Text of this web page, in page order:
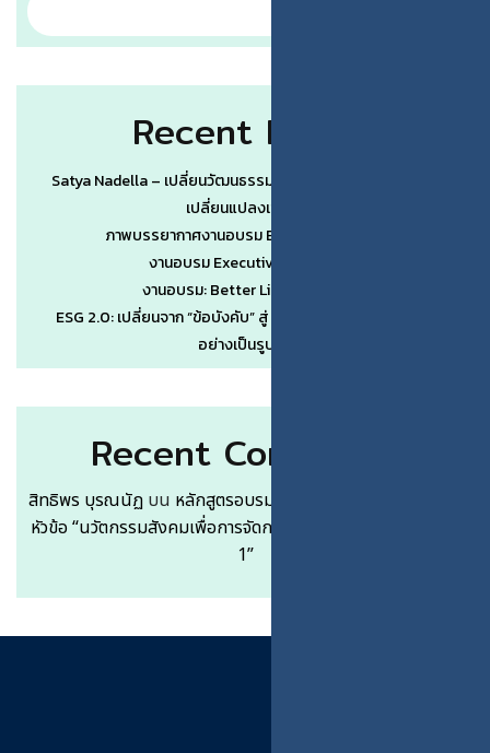
Recent Posts
Satya Nadella – เปลี่ยนวัฒนธรรมองค์กรเป็นจุดคานงัดของการ
เปลี่ยนแปลงเชิงระบบ
ภาพบรรยากาศงานอบรม Better Life by AI #3
งานอบรม Executive Wisdom #1
งานอบรม: Better Life by AI (รุ่น 3)
ESG 2.0: เปลี่ยนจาก “ข้อบังคับ” สู่ “ข้อได้เปรียบทางการแข่งขัน”
อย่างเป็นรูปธรรม
Recent Comments
สิทธิพร บุรณนัฏ บน หลักสูตรอบรมระยะสั้นแบบ Free Service
หัวข้อ “นวัตกรรมสังคมเพื่อการจัดการอุตสาหกรรมเกษตร 105-
1”